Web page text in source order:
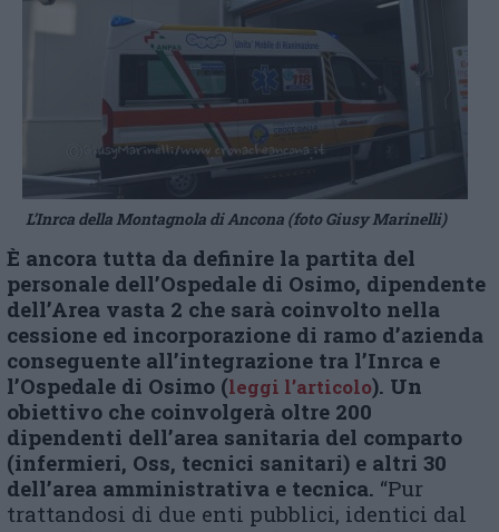
L’Inrca della Montagnola di Ancona (foto Giusy Marinelli)
È ancora tutta da definire la partita del
personale dell’Ospedale di Osimo, dipendente
dell’Area vasta 2 che sarà coinvolto nella
cessione ed incorporazione di ramo d’azienda
conseguente all’integrazione tra l’Inrca e
l’Ospedale di Osimo (leggi l’articolo). Un
obiettivo che coinvolgerà oltre 200
dipendenti dell’area sanitaria del comparto
(infermieri, Oss, tecnici sanitari) e altri 30
dell’area amministrativa e tecnica. “Pur
trattandosi di due enti pubblici, identici dal